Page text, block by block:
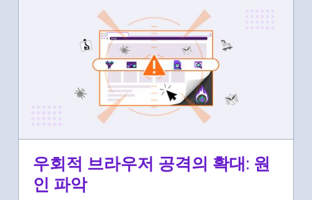
우회적 브라우저 공격의 확대: 원
인 파악